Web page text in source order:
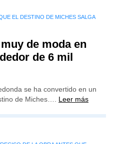
EL DESTINO DE MICHES SALGA
de moda en
de 6 mil
se ha convertido en un
de Miches…. Leer más